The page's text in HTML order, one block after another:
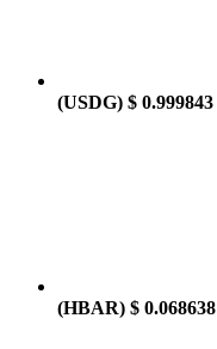
(USDG) $ 0.999843
(HBAR) $ 0.068638